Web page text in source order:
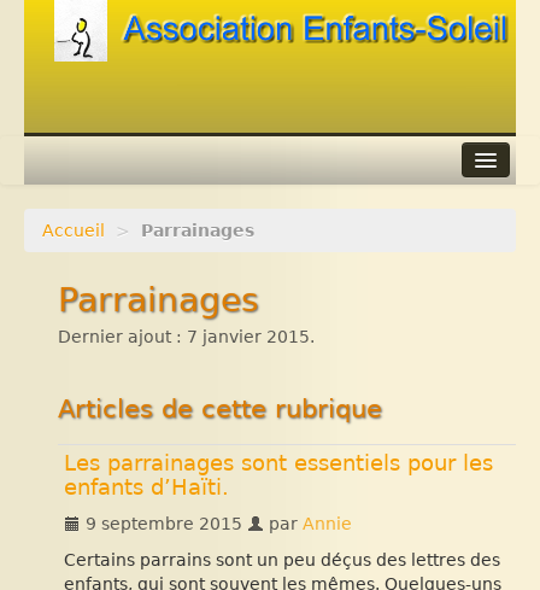
Agenda
Adhérer
Contacts
Liens
Accueil > Parrainages
Parrainages
Dernier ajout : 7 janvier 2015.
Articles de cette rubrique
Les parrainages sont essentiels pour les
enfants d’Haïti.
9 septembre 2015 par Annie
Certains parrains sont un peu déçus des lettres des
enfants, qui sont souvent les mêmes. Quelques-uns